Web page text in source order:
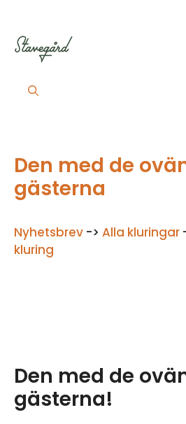
innehåll
Den med de
gästerna
Nyhetsbrev -> Alla kluringar
kluring
Den med de
gästerna!